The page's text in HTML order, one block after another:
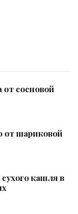
от сосновой
от шариковой
кашля в